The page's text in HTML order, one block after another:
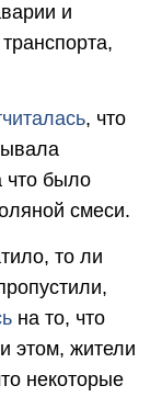
и
, что
что было
смеси.
то ли
на то, что
этом, жители
некоторые